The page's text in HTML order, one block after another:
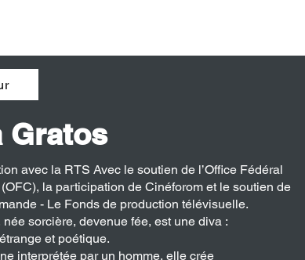
Gratos
avec la RTS Avec le soutien de l’Office Fédéral
la participation de Cinéforom et le soutien de
- Le Fonds de production télévisuelle.
née sorcière, devenue fée, est une diva :
et poétique.
interprétée par un homme, elle crée